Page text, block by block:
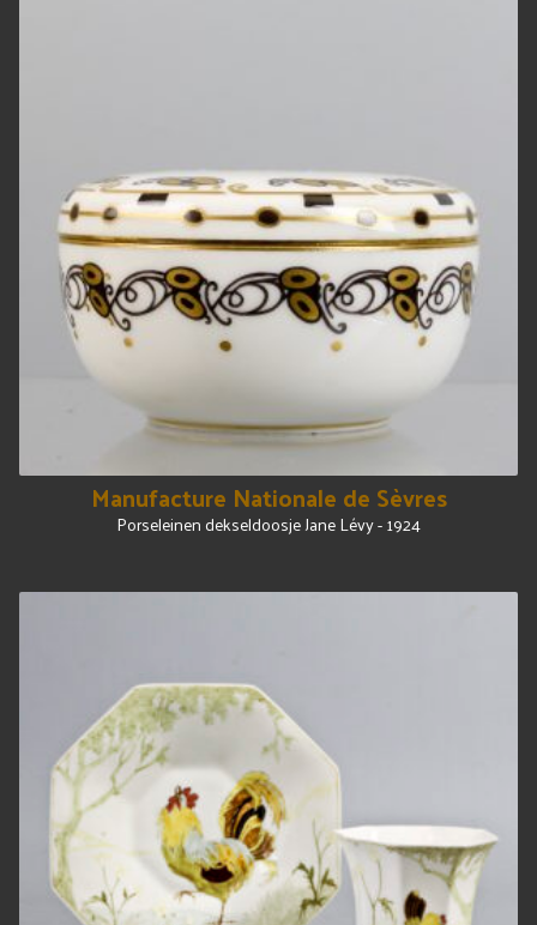
Manufacture Nationale de Sèvres
Porseleinen dekseldoosje Jane Lévy - 1924